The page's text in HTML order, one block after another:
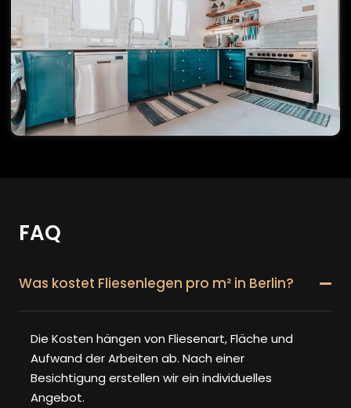
FAQ
Was kostet Fliesenlegen pro m² in Berlin?
Die Kosten hängen von Fliesenart, Fläche und
Aufwand der Arbeiten ab. Nach einer
Besichtigung erstellen wir ein individuelles
Angebot.